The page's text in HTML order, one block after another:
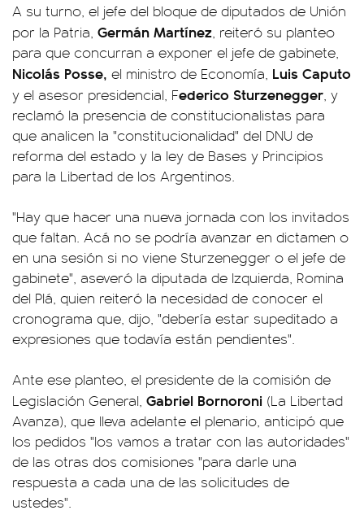
A su turno, el jefe del bloque de diputados de Unión
por la Patria, Germán Martínez, reiteró su planteo
para que concurran a exponer el jefe de gabinete,
Nicolás Posse, el ministro de Economía, Luis Caputo
y el asesor presidencial, Federico Sturzenegger, y
reclamó la presencia de constitucionalistas para
que analicen la "constitucionalidad" del DNU de
reforma del estado y la ley de Bases y Principios
para la Libertad de los Argentinos.
"Hay que hacer una nueva jornada con los invitados
que faltan. Acá no se podría avanzar en dictamen o
en una sesión si no viene Sturzenegger o el jefe de
gabinete", aseveró la diputada de Izquierda, Romina
del Plá, quien reiteró la necesidad de conocer el
cronograma que, dijo, "debería estar supeditado a
expresiones que todavía están pendientes".
Ante ese planteo, el presidente de la comisión de
Legislación General, Gabriel Bornoroni (La Libertad
Avanza), que lleva adelante el plenario, anticipó que
los pedidos "los vamos a tratar con las autoridades"
de las otras dos comisiones "para darle una
respuesta a cada una de las solicitudes de
ustedes".